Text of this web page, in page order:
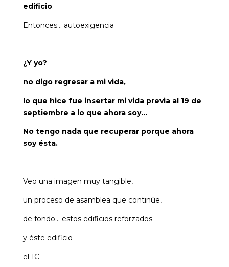
edificio.
Entonces… autoexigencia
¿Y yo?
no digo regresar a mi vida,
lo que hice fue insertar mi vida previa al 19 de
septiembre a lo que ahora soy…
No tengo nada que recuperar porque ahora
soy ésta.
Veo una imagen muy tangible,
un proceso de asamblea que continúe,
de fondo… estos edificios reforzados
y éste edificio
el 1C